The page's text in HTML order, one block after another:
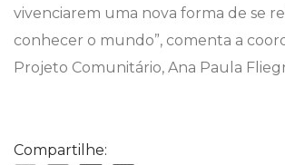
vivenciarem uma nova forma de se
conhecer o mundo”, comenta a
Projeto Comunitário, Ana Paula
Compartilhe: